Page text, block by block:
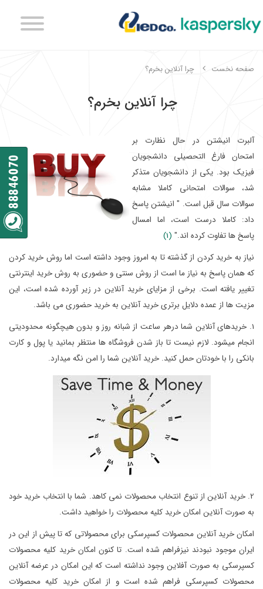
صفحه نخست چرا آنلاین بخرم؟
چرا آنلاین بخرم؟
آلبرت انیشتن در حال نظارت بر
امتحان فارغ التحصیلی دانشجویان
فیزیک بود. یکی از دانشجویان متذکر
شد، سوالات امتحانی کاملا مشابه
سوالات سال قبل است. " انیشتن پاسخ
داد: کاملا درست است، اما امسال
پاسخ ها تفاوت کرده اند." (1)
نیاز به خرید کردن از گذشته تا به امروز وجود داشته است اما روش خرید کردن
که همان پاسخ به نیاز ما است از روش سنتی و حضوری به روش خرید اینترنتی
تغییر یافته است. برخی از مزایای خرید آنلاین در زیر آورده شده است، این
مزیت ها از عمده دلایل برتری خرید آنلاین به خرید حضوری می باشد.
1. خریدهای آنلاین شما درهر ساعت از شبانه روز و بدون هیچگونه محدودیتی
انجام میشود. لازم نیست تا باز شدن فروشگاه ها منتظر بمانید یا پول و کارت
بانکی را با خودتان حمل کنید. خرید آنلاین شما را امن نگه میدارد.
2. خرید آنلاین از تنوع انتخاب محصولات نمی کاهد. شما با انتخاب خرید خود
به صورت آنلاین امکان خرید کلیه محصولات را خواهید داشت.
امکان خرید آنلاین محصولات کسپرسکی برای محصولاتی که تا پیش از این در
ایران موجود نبودند نیزفراهم شده است. تا کنون امکان خرید کلیه محصولات
کسپرسکی به صورت آفلاین وجود نداشته است که این امکان در عرضه آنلاین
محصولات کسپرسکی فراهم شده است و از امکان خرید کلیه محصولات